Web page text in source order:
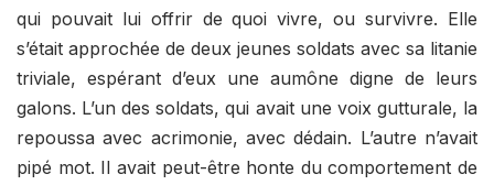
qui pouvait lui offrir de quoi vivre, ou survivre. Elle
s’était approchée de deux jeunes soldats avec sa litanie
triviale, espérant d’eux une aumône digne de leurs
galons. L’un des soldats, qui avait une voix gutturale, la
repoussa avec acrimonie, avec dédain. L’autre n’avait
pipé mot. Il avait peut-être honte du comportement de